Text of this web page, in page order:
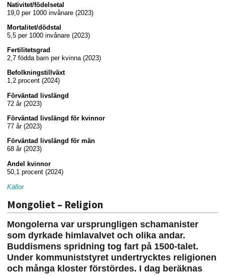
Nativitet/födelsetal
19,0 per 1000 invånare (2023)
Mortalitet/dödstal
5,5 per 1000 invånare (2023)
Fertilitetsgrad
2,7 födda barn per kvinna (2023)
Befolkningstillväxt
1,2 procent (2024)
Förväntad livslängd
72 år (2023)
Förväntad livslängd för kvinnor
77 år (2023)
Förväntad livslängd för män
68 år (2023)
Andel kvinnor
50,1 procent (2024)
Källor
Mongoliet – Religion
Mongolerna var ursprungligen schamanister
som dyrkade himlavalvet och olika andar.
Buddismens spridning tog fart på 1500-talet.
Under kommuniststyret undertrycktes religionen
och många kloster förstördes. I dag beräknas